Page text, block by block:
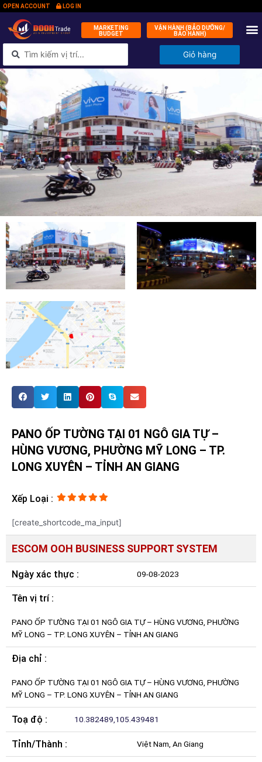
OPEN ACCOUNT LOG IN
MARKETING
BUDGET
VẬN HÀNH (BẢO DƯỠNG/
BẢO HÀNH)
Giỏ hàng
PANO ỐP TƯỜNG TẠI 01 NGÔ GIA TỰ –
HÙNG VƯƠNG, PHƯỜNG MỸ LONG – TP.
LONG XUYÊN – TỈNH AN GIANG
Xếp Loại :
[create_shortcode_ma_input]
ESCOM OOH BUSINESS SUPPORT SYSTEM
Ngày xác thực : 09-08-2023
Tên vị trí :
PANO ỐP TƯỜNG TẠI 01 NGÔ GIA TỰ – HÙNG VƯƠNG, PHƯỜNG
MỸ LONG – TP. LONG XUYÊN – TỈNH AN GIANG
Địa chỉ :
PANO ỐP TƯỜNG TẠI 01 NGÔ GIA TỰ – HÙNG VƯƠNG, PHƯỜNG
MỸ LONG – TP. LONG XUYÊN – TỈNH AN GIANG
Toạ độ : 10.382489,105.439481
Tỉnh/Thành : Việt Nam, An Giang